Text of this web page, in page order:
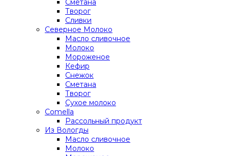
Творог
Сливки
Северное Молоко
Масло сливочное
Молоко
Мороженое
Кефир
Снежок
Сметана
Творог
Сухое молоко
Comеlla
Рассольный продукт
Из Вологды
Масло сливочное
Молоко